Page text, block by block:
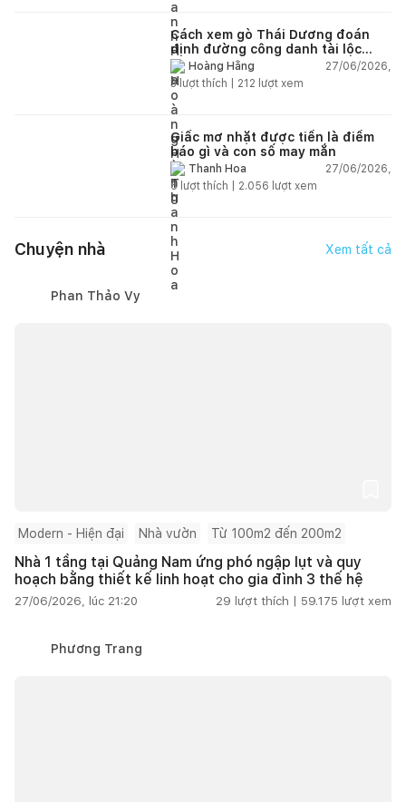
Cách xem gò Thái Dương đoán
định đường công danh tài lộc
theo nhân tướng học
Hoàng Hằng
27/06/2026,
3lượt thích | 212 lượt xem
Giấc mơ nhặt được tiền là điềm
báo gì và con số may mắn
Thanh Hoa
27/06/2026,
6 lượt thích | 2.056 lượt xem
Chuyện nhà Xem tất cả
Phan Thảo Vy
Modern - Hiện đại Nhà vườn Từ 100m2 đến 200m2
Nhà 1 tầng tại Quảng Nam ứng phó ngập lụt và quy
hoạch bằng thiết kế linh hoạt cho gia đình 3 thế hệ
27/06/2026, lúc 21:20 29 lượt thích | 59.175 lượt xem
Phương Trang